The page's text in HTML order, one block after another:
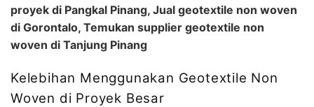
proyek di Pangkal Pinang, Jual geotextile non woven
di Gorontalo, Temukan supplier geotextile non
woven di Tanjung Pinang
Kelebihan Menggunakan Geotextile Non
Woven di Proyek Besar